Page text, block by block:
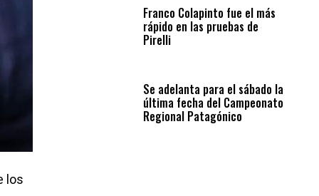
los
Franco Colapinto fue el más
rápido en las pruebas de
Pirelli
Se adelanta para el sábado la
última fecha del Campeonato
Regional Patagónico